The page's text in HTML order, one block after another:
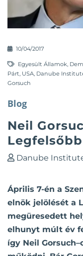
10/04/2017
Egyesült Államok,
Párt, USA, Danube
Gorsuch
Blog
Neil
Danube
Április 7-én a
elnök jelölését a
megüresedett
elhunyt múlt év
így Neil